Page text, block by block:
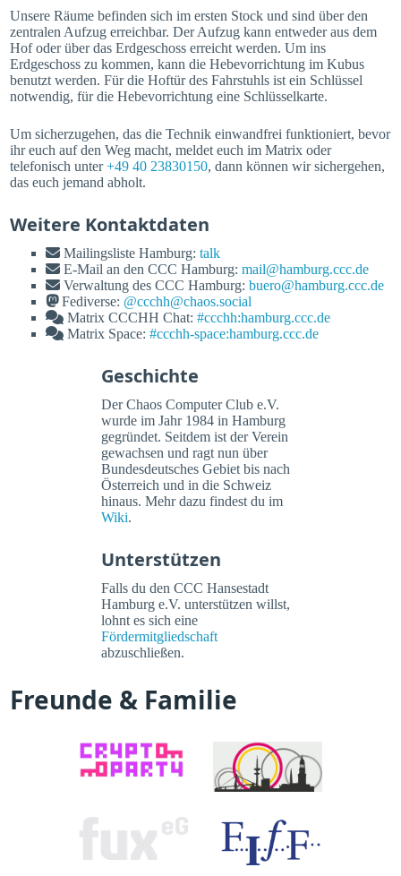
Unsere Räume befinden sich im ersten Stock und sind über den
zentralen Aufzug erreichbar. Der Aufzug kann entweder aus dem
Hof oder über das Erdgeschoss erreicht werden. Um ins
Erdgeschoss zu kommen, kann die Hebevorrichtung im Kubus
benutzt werden. Für die Hoftür des Fahrstuhls ist ein Schlüssel
notwendig, für die Hebevorrichtung eine Schlüsselkarte.
Um sicherzugehen, das die Technik einwandfrei funktioniert, bevor
ihr euch auf den Weg macht, meldet euch im Matrix oder
telefonisch unter+49 40 23830150, dann können wir sichergehen,
das euch jemand abholt.
Weitere Kontaktdaten
Mailingsliste Hamburg:talk
E-Mail an den CCC Hamburg:mail@hamburg.ccc.de
Verwaltung des CCC Hamburg:buero@hamburg.ccc.de
Fediverse: @ccchh@chaos.social
Matrix CCCHH Chat:#ccchh:hamburg.ccc.de
Matrix Space:#ccchh-space:hamburg.ccc.de
Geschichte
Der Chaos Computer Club e.V.
wurde im Jahr 1984 in Hamburg
gegründet. Seitdem ist der Verein
gewachsen und ragt nun über
Bundesdeutsches Gebiet bis nach
Österreich und in die Schweiz
hinaus. Mehr dazu findest du im
Wiki.
Unterstützen
Falls du den CCC Hansestadt
Hamburg e.V. unterstützen willst,
lohnt es sich eine
Fördermitgliedschaft
abzuschließen.
Freunde & Familie